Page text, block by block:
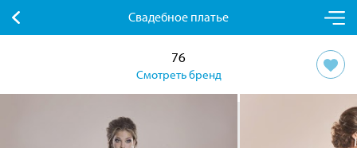
Свадебное платье
76
Смотреть бренд